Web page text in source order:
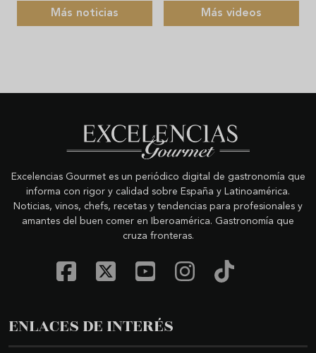
Más noticias Más videos
Excelencias Gourmet es un periódico digital de gastronomía que
informa con rigor y calidad sobre España y Latinoamérica.
Noticias, vinos, chefs, recetas y tendencias para profesionales y
amantes del buen comer en Iberoamérica. Gastronomía que
cruza fronteras.
ENLACES DE INTERÉS